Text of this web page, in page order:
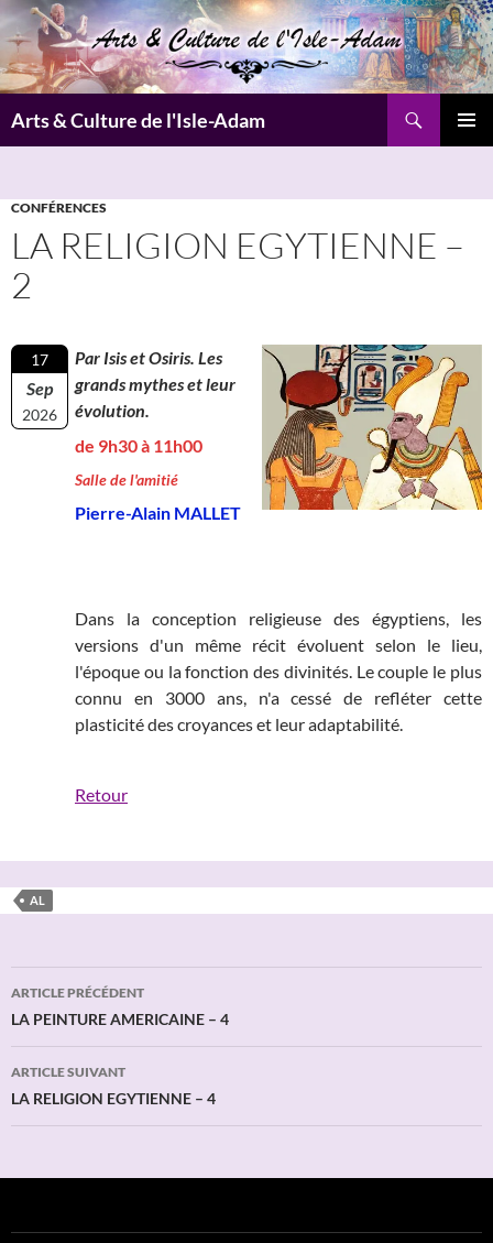
Aller
au
contenu
Arts & Culture de l'Isle-Adam
CONFÉRENCES
LA RELIGION EGYTIENNE –
2
17
Sep
2026
Par Isis et Osiris. Les
grands mythes et leur
évolution.
de 9h30 à 11h00
Salle de l'amitié
Pierre-Alain MALLET
Dans la conception religieuse des égyptiens, les
versions d'un même récit évoluent selon le lieu,
l'époque ou la fonction des divinités. Le couple le plus
connu en 3000 ans, n'a cessé de refléter cette
plasticité des croyances et leur adaptabilité.
Retour
AL
Navigation
des
articles
ARTICLE PRÉCÉDENT
LA PEINTURE AMERICAINE – 4
ARTICLE SUIVANT
LA RELIGION EGYTIENNE – 4